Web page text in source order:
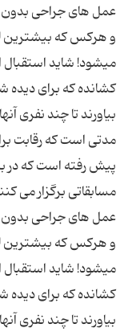
عمل های جراحی
و هرکس که بیشترین
میشود! شاید استقبال
کشانده که برای دیده
مدتی است که رقابت
پیش رفته است که در
مسابقاتی برگزار می
عمل های جراحی
و هرکس که بیشترین
میشود! شاید استقبال
کشانده که برای دیده
بیاورند تا چند نفری